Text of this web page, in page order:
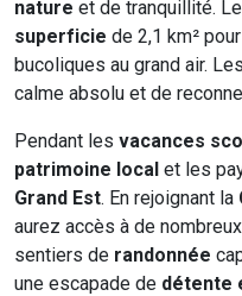
nature et de tranquillité.
superficie de 2,1 km²
bucoliques au grand air.
calme absolu et de
Pendant les vacances
patrimoine local et les
Grand Est. En rejoignant la
aurez accès à de
sentiers de randonnée
une escapade de détente